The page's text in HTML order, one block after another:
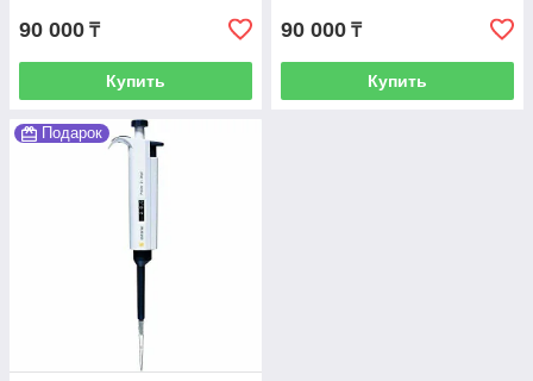
90 000 ₸
Купить
90 000 ₸
Купить
Подарок